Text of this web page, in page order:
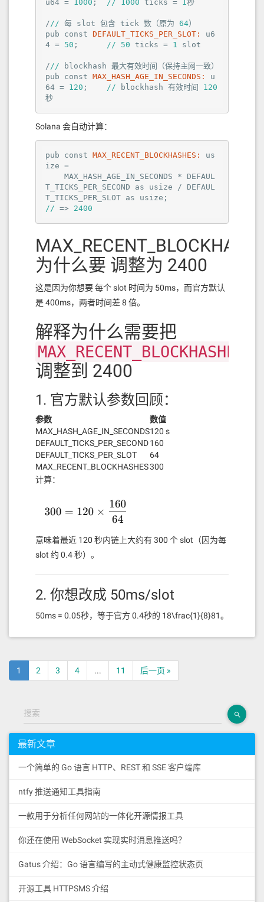
测试
然后回到资产展示，选择新添加的网络即可
不要直接从 系统设置->节点列表->选择Solana->添加
自定义节点
这里的添加只能添加Solana官方的节点，添加时会通
不一致则报错。
应该先添加完自定义网络后，再给自定义网络添加自
u64 = 1000 ; // 1000 ticks = 1秒
/// 每 slot 包含 tick 数（原为 64）
pub const DEFAULT_TICKS_PER_SLOT:
u6
4 = 50 ; // 50 ticks = 1 slot
/// blockhash 最大有效时间（保持主网一致）
pub const MAX_HASH_AGE_IN_SECONDS:
u
64 = 120 ; // blockhash 有效时间 120
秒
Solana 会自动计算：
pub const MAX_RECENT_BLOCKHASHES:
us
ize =
T_TICKS_PER_SECOND as usize / DEFAUL
// => 2400
为什么要 调整为 2400
这是因为你想要 每个 slot 时间为 50ms，而官方默认
是 400ms，两者时间差 8 倍。
解释为什么需要把
MAX_RECENT_BLOCKHASHES
调整到 2400
1. 官方默认参数回顾：
参数
数值
MAX_HASH_AGE_IN_SECONDS120 s
DEFAULT_TICKS_PER_SECOND160
DEFAULT_TICKS_PER_SLOT
64
MAX_RECENT_BLOCKHASHES300
计算：
意味着最近 120 秒内链上大约有 300 个 slot（因为每
slot 约 0.4 秒）。
2. 你想改成 50ms/slot
50ms = 0.05秒，等于官方 0.4秒的 18\frac{1}{8}81。
在 120 秒内，会有：
3. 为了保持
时间不变
你必须保存最近2400个 blockhash（对应 2400 个
slot），才能覆盖 120 秒内所有 slot。
4. 计算验证
MAX_RECENT_BLOCKHASHES = MAX_HASH_AG
OND / DEFAULT_TICKS_PER_SLOT
现在参数改成：
1 2 3 4 ... 11 后一页 »
搜索
最新文章
一个简单的 Go 语言 HTTP、REST 和 SSE 客户端库
ntfy 推送通知工具指南
一款用于分析任何网站的一体化开源情报工具
你还在使用 WebSocket 实现实时消息推送吗？
Gatus 介绍：Go 语言编写的主动式健康监控状态页
开源工具 HTTPSMS 介绍